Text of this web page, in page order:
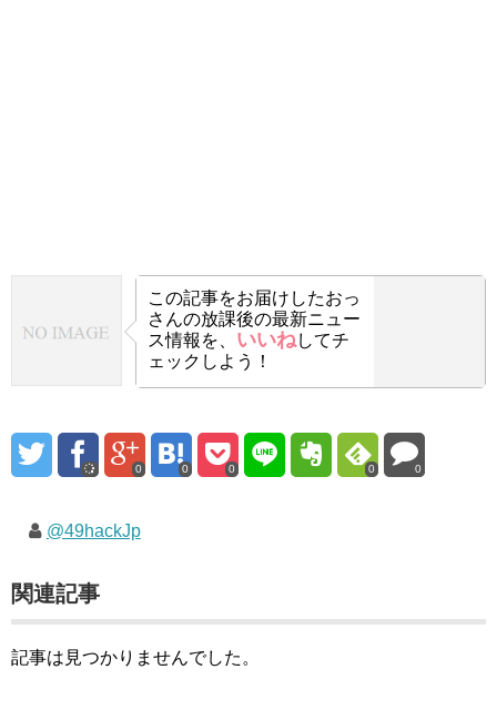
この記事をお届けしたおっ
さんの放課後の最新ニュー
ス情報を、 いいねしてチ
ェックしよう！
0 0 0 0 0
@49hackJp
関連記事
記事は見つかりませんでした。